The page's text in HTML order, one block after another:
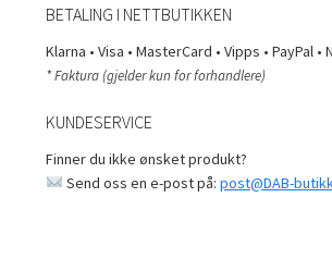
BETALING I NETTBUTIKKEN
Klarna • Visa • MasterCard • Vipps • PayPal •
* Faktura (gjelder kun for forhandlere)
KUNDESERVICE
Finner du ikke ønsket produkt?
Send oss en e-post på: post@DAB-